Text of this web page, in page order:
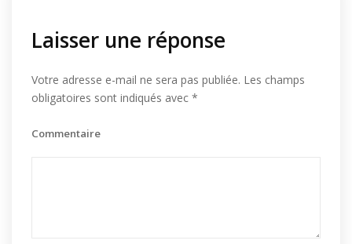
Laisser une réponse
Votre adresse e-mail ne sera pas publiée. Les champs
obligatoires sont indiqués avec *
Commentaire